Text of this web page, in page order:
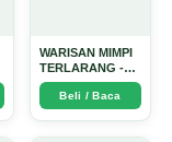
WARISAN MIMPI
TERLARANG -
Arda Dinata
Beli / Baca